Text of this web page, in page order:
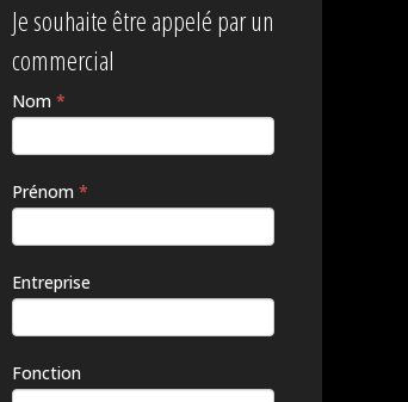
Je souhaite être appelé par un
commercial
Nom *
Prénom *
Entreprise
Fonction
Si vous
êtes un
humain,
remplissez
champ.